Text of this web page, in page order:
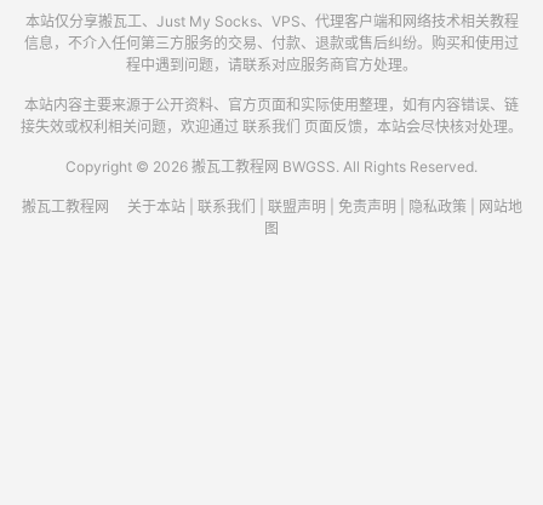
本站仅分享搬瓦工、Just My Socks、VPS、代理客户端和网络技术相关教程
信息，不介入任何第三方服务的交易、付款、退款或售后纠纷。购买和使用过
程中遇到问题，请联系对应服务商官方处理。
本站内容主要来源于公开资料、官方页面和实际使用整理，如有内容错误、链
接失效或权利相关问题，欢迎通过 联系我们 页面反馈，本站会尽快核对处理。
Copyright © 2026 搬瓦工教程网 BWGSS. All Rights Reserved.
搬瓦工教程网 关于本站| 联系我们 联盟声明 免责声明 隐私政策
网站地
图